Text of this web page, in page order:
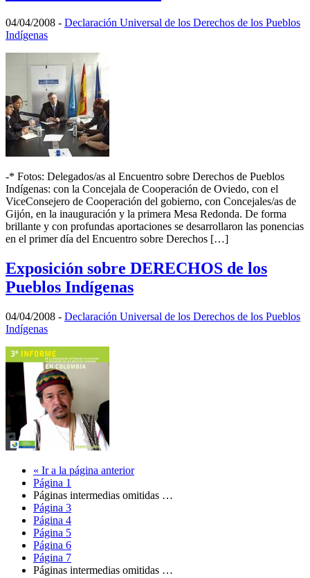
04/04/2008 - Declaración Universal de los Derechos de los Pueblos
Indígenas
-* Fotos: Delegados/as al Encuentro sobre Derechos de Pueblos
Indígenas: con la Concejala de Cooperación de Oviedo, con el
ViceConsejero de Cooperación del gobierno, con Concejales/as de
Gijón, en la inauguración y la primera Mesa Redonda. De forma
brillante y con profundas aportaciones se desarrollaron las ponencias
en el primer día del Encuentro sobre Derechos […]
Exposición sobre DERECHOS de los
Pueblos Indígenas
04/04/2008 - Declaración Universal de los Derechos de los Pueblos
Indígenas
« Ir a la página anterior
Página 1
Páginas intermedias omitidas …
Página 3
Página 4
Página 5
Página 6
Página 7
Páginas intermedias omitidas …